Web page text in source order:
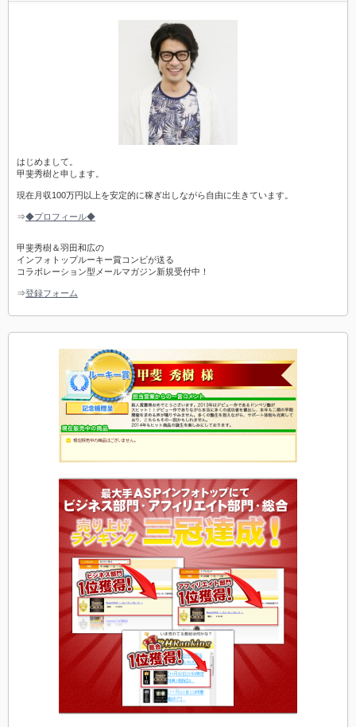
はじめまして。
甲斐秀樹と申します。
現在月収100万円以上を安定的に稼ぎ出しながら自由に生きています。
⇒◆プロフィール◆
甲斐秀樹＆羽田和広の
インフォトップルーキー賞コンビが送る
コラボレーション型メールマガジン新規受付中！
⇒登録フォーム